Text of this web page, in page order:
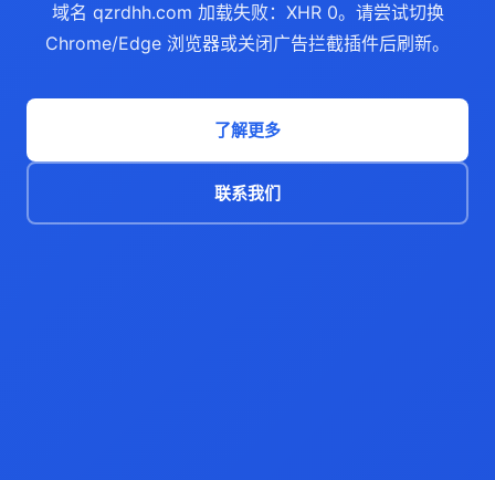
域名 qzrdhh.com 加载失败：XHR 0。请尝试切换
Chrome/Edge 浏览器或关闭广告拦截插件后刷新。
了解更多
联系我们